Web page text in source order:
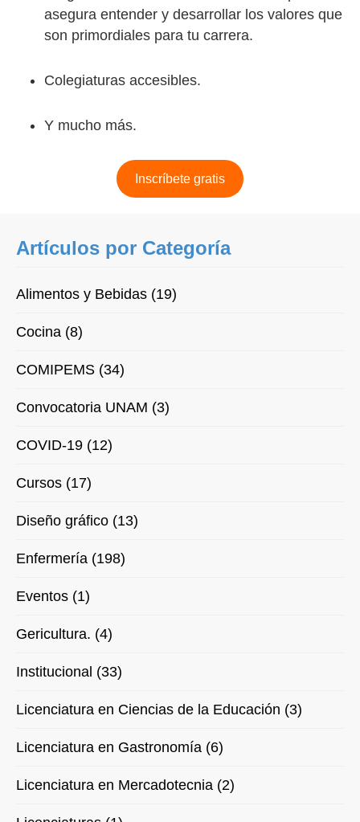
asegura entender y desarrollar los valores que
son primordiales para tu carrera.
Colegiaturas accesibles.
Y mucho más.
Inscríbete gratis
Artículos por Categoría
Alimentos y Bebidas (19)
Cocina (8)
COMIPEMS (34)
Convocatoria UNAM (3)
COVID-19 (12)
Cursos (17)
Diseño gráfico (13)
Enfermería (198)
Eventos (1)
Gericultura. (4)
Institucional (33)
Licenciatura en Ciencias de la Educación (3)
Licenciatura en Gastronomía (6)
Licenciatura en Mercadotecnia (2)